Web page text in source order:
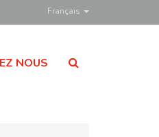
Français
NOUS